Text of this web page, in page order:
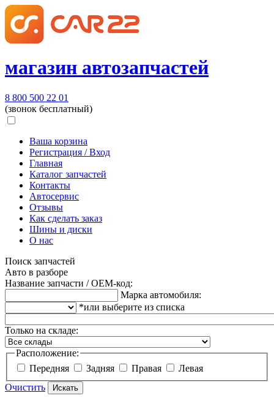
магазин автозапчастей
8 800 500 22 01
(звонок бесплатный)
Ваша корзина
Регистрация / Вход
Главная
Каталог запчастей
Контакты
Автосервис
Отзывы
Как сделать заказ
Шины и диски
О нас
Поиск запчастей
Авто в разборе
Название запчасти / OEM-код:
Марка автомобиля:
*или выберите из списка
Только на складе:
Расположение:
Передняя
Задняя Правая
Левая
Очистить